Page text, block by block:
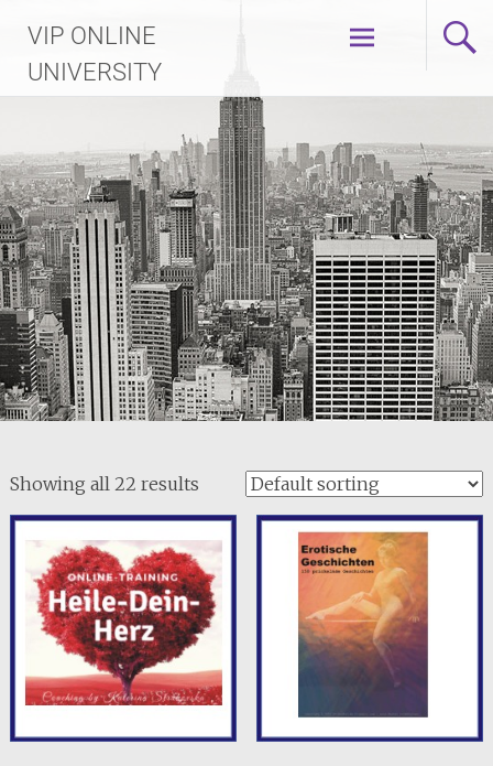
content
VIP ONLINE
UNIVERSITY
Showing all 22 results